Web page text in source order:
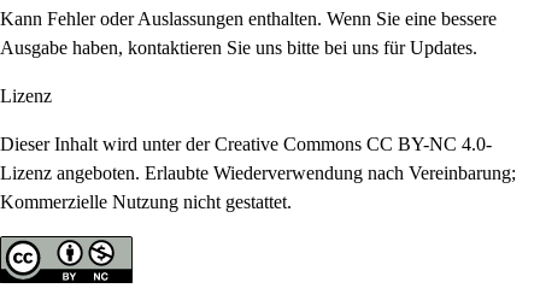
Kann Fehler oder Auslassungen enthalten. Wenn Sie eine bessere
Ausgabe haben, kontaktieren Sie uns bitte bei uns für Updates.
Lizenz
Dieser Inhalt wird unter der Creative Commons CC BY-NC 4.0-
Lizenz angeboten. Erlaubte Wiederverwendung nach Vereinbarung;
Kommerzielle Nutzung nicht gestattet.